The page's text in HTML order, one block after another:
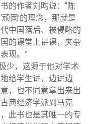
的作者刘昀说：“陈
固’的理念，那就是
中国落后、被侵略的
的课堂上讲课，夹杂
现。”
少，这源于他对学术
给学生讲，边讲边
，也不同意拿出来出
典经济学派到马克
此书也是其唯一的专